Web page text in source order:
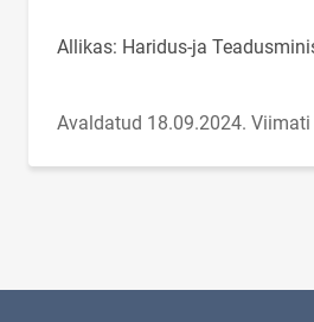
Allikas: Haridus-ja
Avaldatud 18.09.2024. Viimati